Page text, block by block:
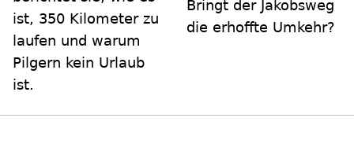
ist, 350 Kilometer zu
laufen und warum
Pilgern kein Urlaub
ist.
Bringt der Jakobsweg
die erhoffte Umkehr?